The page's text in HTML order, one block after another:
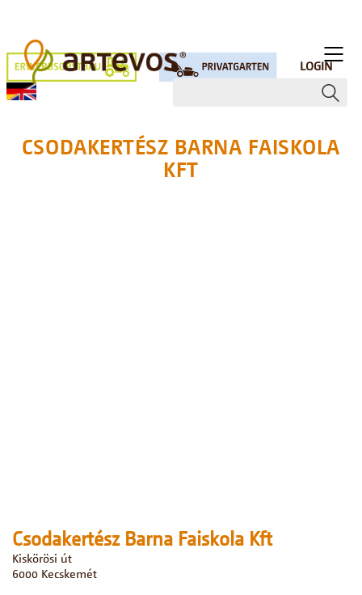
LOGIN
CSODAKERTÉSZ BARNA FAISKOLA
KFT
Csodakertész Barna Faiskola Kft
Kiskörösi út
6000 Kecskemét